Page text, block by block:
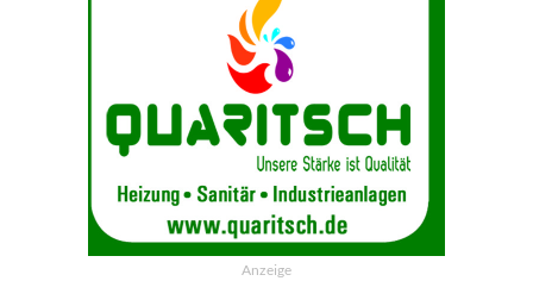
Anzeige